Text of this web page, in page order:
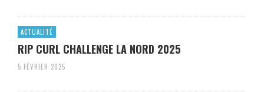
ACTUALITÉ
RIP CURL CHALLENGE LA NORD 2025
5 FÉVRIER 2025